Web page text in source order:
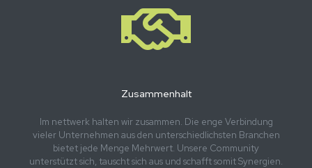
Zusammenhalt
Im nettwerk halten wir zusammen. Die enge Verbindung
vieler Unternehmen aus den unterschiedlichsten Branchen
bietet jede Menge Mehrwert. Unsere Community
unterstützt sich, tauscht sich aus und schafft somit Synergien.